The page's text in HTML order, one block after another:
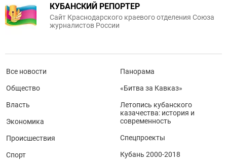
КУБАНСКИЙ РЕПОРТЕР
Сайт Краснодарского краевого отделения Союза
журналистов России
Все новости
Общество
Власть
Экономика
Происшествия
Спорт
Панорама
«Битва за Кавказ»
Летопись кубанского
казачества: история и
современность
Спецпроекты
Кубань 2000-2018